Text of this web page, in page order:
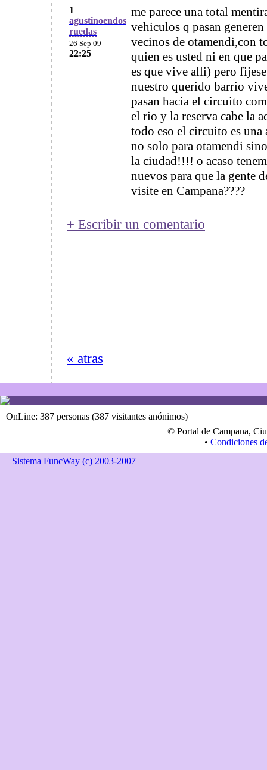
1
agustinoendos
ruedas
26 Sep 09
22:25
me parece una total
vehiculos q pasan
vecinos de otamendi,con
quien es usted ni en que
es que vive alli) pero
nuestro querido barrio
pasan hacia el circuito
el rio y la reserva cabe la
todo eso el circuito es una
no solo para otamendi
la ciudad!!!! o acaso
nuevos para que la gente
visite en Campana????
+ Escribir un comentario
« atras
OnLine: 387 personas (387 visitantes anónimos)
© Portal de Campana,
• Condiciones
Sistema FuncWay (c) 2003-2007